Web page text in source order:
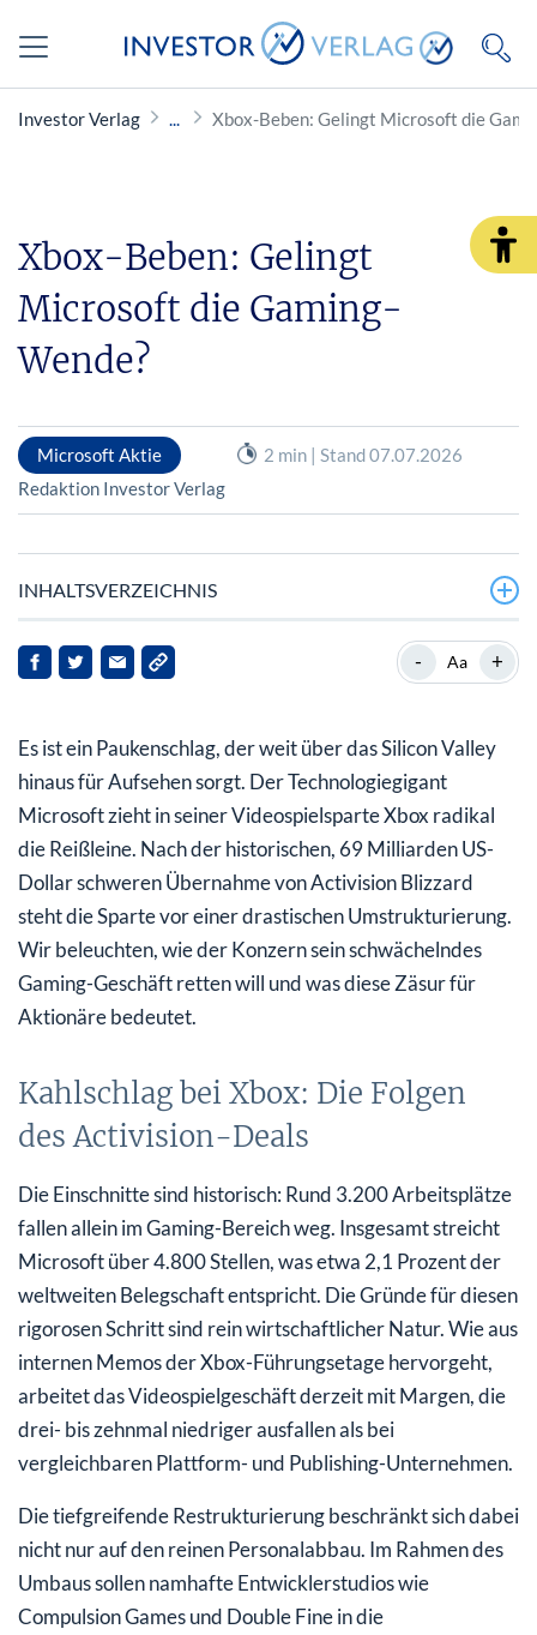
Investor Verlag Xbox-Beben: Gelingt Microsoft die
Xbox-Beben: Gelingt
Microsoft die Gaming-
Wende?
Microsoft Aktie
2 min | Stand 07.07.2026
Redaktion Investor Verlag
INHALTSVERZEICHNIS
Kahlschlag bei Xbox: Die Folgen des Activision-Deals
- Aa +
Es ist ein Paukenschlag, der weit über das Silicon Valley
hinaus für Aufsehen sorgt. Der Technologiegigant
Microsoft zieht in seiner Videospielsparte Xbox radikal
die Reißleine. Nach der historischen, 69 Milliarden US-
Dollar schweren Übernahme von Activision Blizzard
steht die Sparte vor einer drastischen Umstrukturierung.
Wir beleuchten, wie der Konzern sein schwächelndes
Gaming-Geschäft retten will und was diese Zäsur für
Aktionäre bedeutet.
Kahlschlag bei Xbox: Die Folgen
des Activision-Deals
Die Einschnitte sind historisch: Rund 3.200 Arbeitsplätze
fallen allein im Gaming-Bereich weg. Insgesamt streicht
Microsoft über 4.800 Stellen, was etwa 2,1 Prozent der
weltweiten Belegschaft entspricht. Die Gründe für diesen
rigorosen Schritt sind rein wirtschaftlicher Natur. Wie aus
internen Memos der Xbox-Führungsetage hervorgeht,
arbeitet das Videospielgeschäft derzeit mit Margen, die
drei- bis zehnmal niedriger ausfallen als bei
vergleichbaren Plattform- und Publishing-Unternehmen.
Die tiefgreifende Restrukturierung beschränkt sich dabei
nicht nur auf den reinen Personalabbau. Im Rahmen des
Umbaus sollen namhafte Entwicklerstudios wie
Compulsion Games und Double Fine in die